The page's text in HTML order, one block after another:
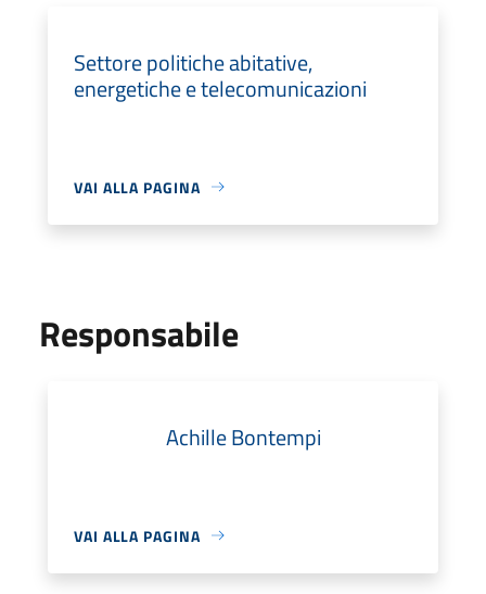
Settore politiche abitative,
energetiche e telecomunicazioni
VAI ALLA PAGINA
Responsabile
Achille Bontempi
VAI ALLA PAGINA